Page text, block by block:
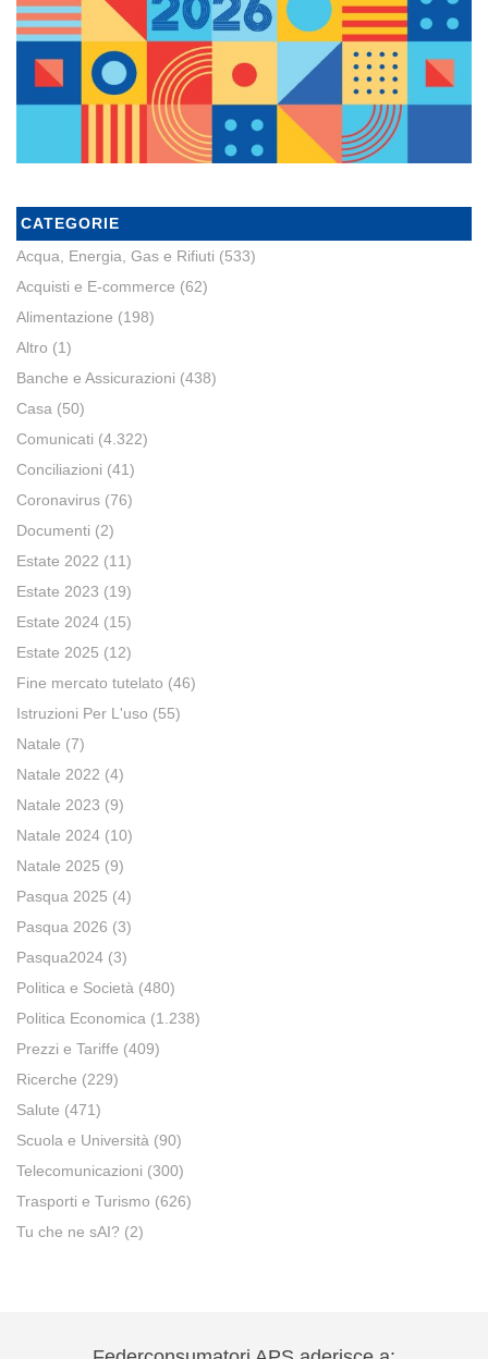
CATEGORIE
Acqua, Energia, Gas e Rifiuti (533)
Acquisti e E-commerce (62)
Alimentazione (198)
Altro (1)
Banche e Assicurazioni (438)
Casa (50)
Comunicati (4.322)
Conciliazioni (41)
Coronavirus (76)
Documenti (2)
Estate 2022 (11)
Estate 2023 (19)
Estate 2024 (15)
Estate 2025 (12)
Fine mercato tutelato (46)
Istruzioni Per L'uso (55)
Natale (7)
Natale 2022 (4)
Natale 2023 (9)
Natale 2024 (10)
Natale 2025 (9)
Pasqua 2025 (4)
Pasqua 2026 (3)
Pasqua2024 (3)
Politica e Società (480)
Politica Economica (1.238)
Prezzi e Tariffe (409)
Ricerche (229)
Salute (471)
Scuola e Università (90)
Telecomunicazioni (300)
Trasporti e Turismo (626)
Tu che ne sAI? (2)